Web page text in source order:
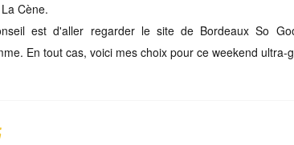
Cène.
est d'aller regarder le site de Bordeaux So
En tout cas, voici mes choix pour ce weekend ultra-